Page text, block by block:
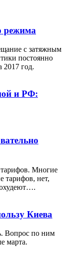
режима
с затяжным
постоянно
2017 год.
и РФ:
Многие
тарифов, нет,
Киева
Вопрос по ним
марта.